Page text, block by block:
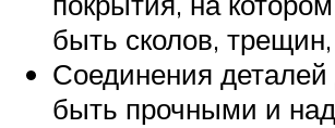
быть сколов,
Соединения
быть прочными и